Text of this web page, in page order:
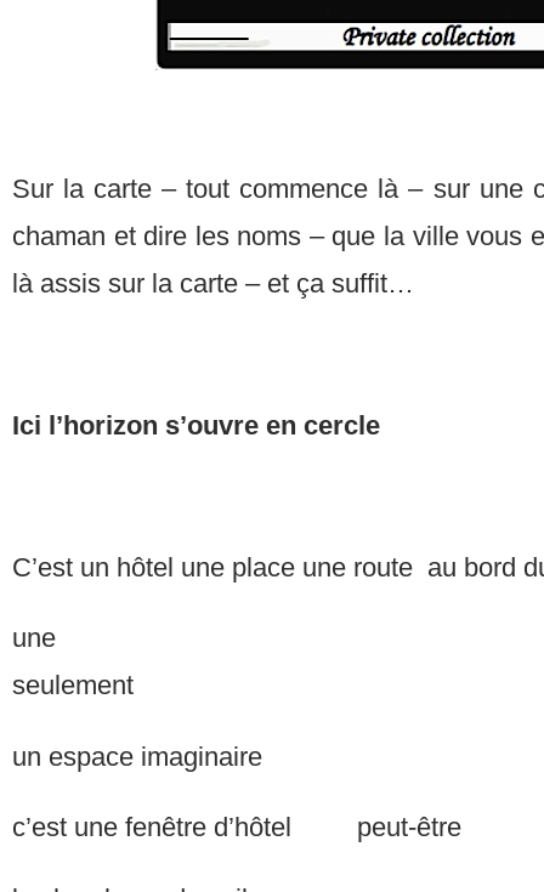
Sur la carte – tout commence là – sur une
chaman et dire les noms – que la ville vous
là assis sur la carte – et ça suffit…
Ici l’horizon s’ouvre en cercle
C’est un hôtel une place une
une
un espace imaginaire
c’est une fenêtre d’hôtel peut-être